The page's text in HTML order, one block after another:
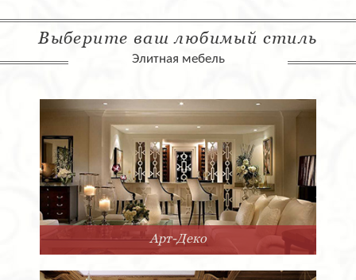
Выберите ваш любимый стиль
Элитная мебель
Арт-Деко